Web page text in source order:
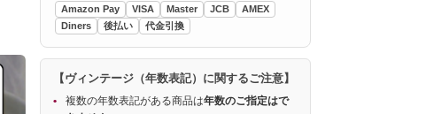
Amazon Pay VISA Master JCB
AMEX
Diners
後払い 代金引換
【ヴィンテージ（年数表記）に関するご注意】
複数の年数表記がある商品は年数のご指定はで